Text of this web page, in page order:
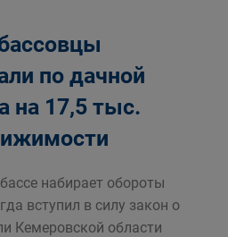
по дачной
на 17,5 тыс.
набирает обороты
вступил в силу закон о
Кемеровской области